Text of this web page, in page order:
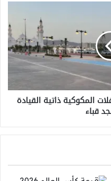
المكوكية ذاتية القيادة
قباء